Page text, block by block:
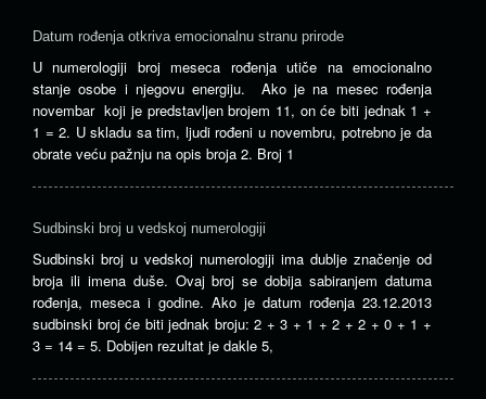
Datum rođenja otkriva emocionalnu stranu prirode
U numerologiji broj meseca rođenja utiče na emocionalno
stanje osobe i njegovu energiju. Ako je na mesec rođenja
novembar koji je predstavljen brojem 11, on će biti jednak 1 +
1 = 2. U skladu sa tim, ljudi rođeni u novembru, potrebno je da
obrate veću pažnju na opis broja 2. Broj 1
Sudbinski broj u vedskoj numerologiji
Sudbinski broj u vedskoj numerologiji ima dublje značenje od
broja ili imena duše. Ovaj broj se dobija sabiranjem datuma
rođenja, meseca i godine. Ako je datum rođenja 23.12.2013
sudbinski broj će biti jednak broju: 2 + 3 + 1 + 2 + 2 + 0 + 1 +
3 = 14 = 5. Dobijen rezultat je dakle 5,